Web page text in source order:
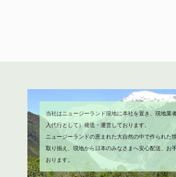
当社はニュージーランド現地に本社を置き、現地業
入代行として）発送・運営しております。
ニュージーランドの恵まれた大自然の中で作られた
取り揃え、現地から日本のみなさまへ安心配送、お
おります。